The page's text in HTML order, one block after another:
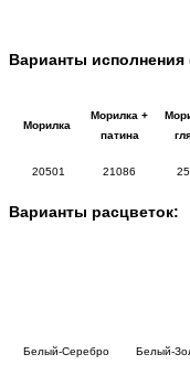
Варианты
Морилка
Морилка +
патина
20501 21086
Варианты расцветок:
Белый-Серебро Белый-